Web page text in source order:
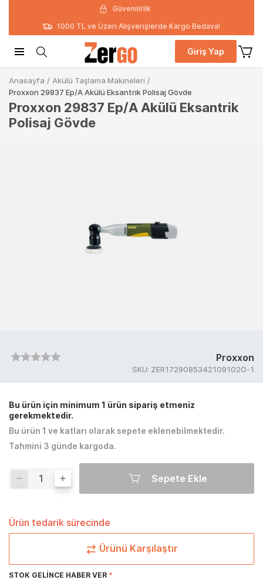
Güvenilirlik
1000 TL ve Üzeri Alışverişlerde Kargo Bedava!
Giriş Yap
Anasayfa / Akülü Taşlama Makineleri /
Proxxon 29837 Ep/A Akülü Eksantrik Polisaj Gövde
Proxxon 29837 Ep/A Akülü Eksantrik
Polisaj Gövde
Proxxon
SKU: ZER1729085342109102O-1
Bu ürün için minimum 1 ürün sipariş etmeniz
gerekmektedir.
Bu ürün 1 ve katları olarak sepete eklenebilmektedir.
Tahmini 3 günde kargoda.
Sepete Ekle
Ürün tedarik sürecinde
Ürünü Karşılaştır
STOK GELINCE HABER VER